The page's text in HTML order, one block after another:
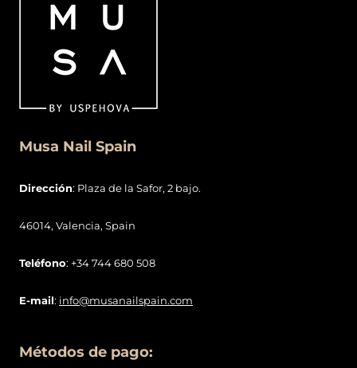
Musa Nail Spain
Dirección: Plaza de la Safor, 2 bajo.
46014, Valencia, Spain
Teléfono: +34 744 680 508
E-mail: info@musanailspain.com
Métodos de pago: